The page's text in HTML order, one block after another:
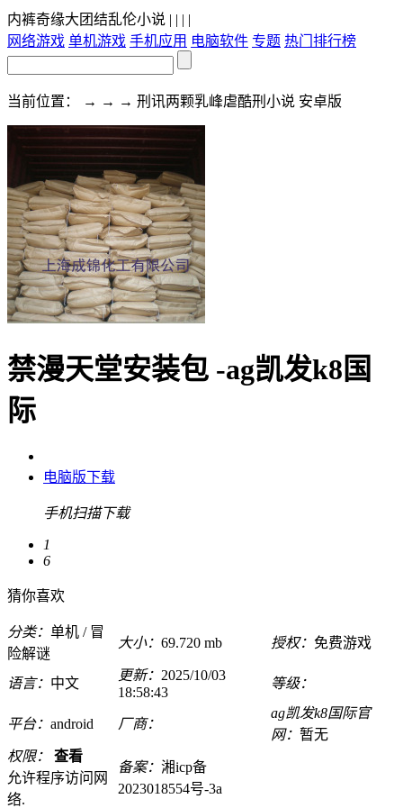
内裤奇缘大团结乱伦小说 | | | |
网络游戏 单机游戏 手机应用 电脑软件 专题 热门排行榜
当前位置： → → → 刑讯两颗乳峰虐酷刑小说 安卓版
禁漫天堂安装包 -ag凯发k8国
际
电脑版下载
手机扫描下载
1
6
猜你喜欢
分类： 单机 / 冒
险解谜
大小： 69.720 mb 授权： 免费游戏
语言： 中文
更新： 2025/10/03
18:58:43
等级：
平台： android 厂商：
ag凯发k8国际官
网： 暂无
权限：
查看
允许程序访问网
络.
备案： 湘icp备
2023018554号-3a